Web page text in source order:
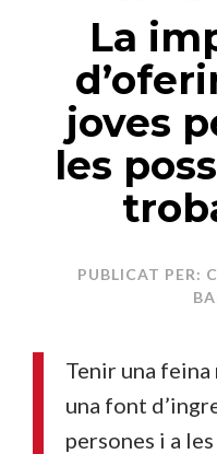
La
joves
les
PUBLICAT PER:
Tenir una
una font
persones i a